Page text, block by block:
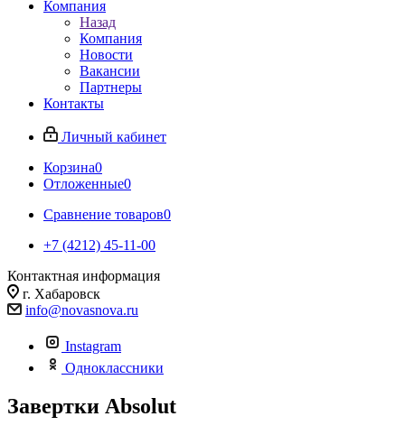
Компания
Назад
Компания
Новости
Вакансии
Партнеры
Контакты
Личный кабинет
Корзина0
Отложенные0
Сравнение товаров0
+7 (4212) 45-11-00
Контактная информация
г. Хабаровск
info@novasnova.ru
Instagram
Одноклассники
Завертки Absolut